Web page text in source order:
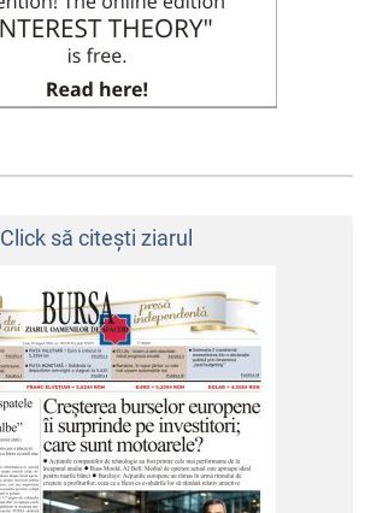
Click să citeşti ziarul